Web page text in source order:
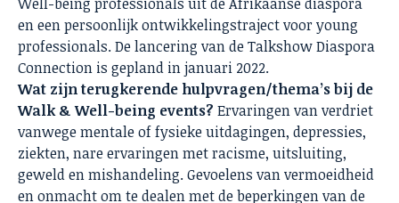
en een persoonlijk ontwikkelingstraject voor young
professionals. De lancering van de Talkshow Diaspora
Connection is gepland in januari 2022.
Wat zijn terugkerende hulpvragen/thema’s bij de
Walk & Well-being events? Ervaringen van verdriet
vanwege mentale of fysieke uitdagingen, depressies,
ziekten, nare ervaringen met racisme, uitsluiting,
geweld en mishandeling. Gevoelens van vermoeidheid
en onmacht om te dealen met de beperkingen van de